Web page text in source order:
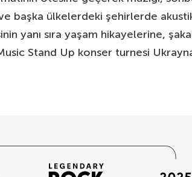
başka ülkelerdeki şehirlerde
yanı sıra yaşam hikayelerine,
Stand Up konser turnesi